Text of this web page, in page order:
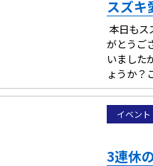
スズキ
本日もス
がとうご
いました
ょうか？
イベン
3連休